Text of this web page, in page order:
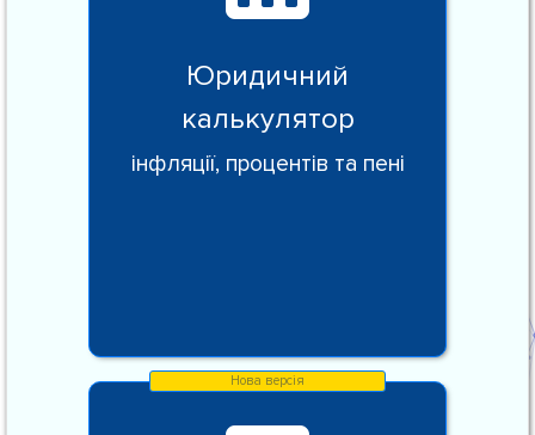
Юридичний
калькулятор
інфляції, процентів та пені